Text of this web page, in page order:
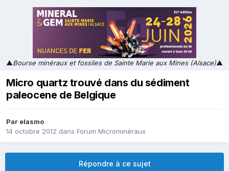
▲Bourse minéraux et fossiles de Sainte Marie aux Mines (Alsace)▲
Micro quartz trouvé dans du sédiment
paleocene de Belgique
Par elasmo
14 octobre 2012 dans Forum Microminéraux
Répondre à ce sujet